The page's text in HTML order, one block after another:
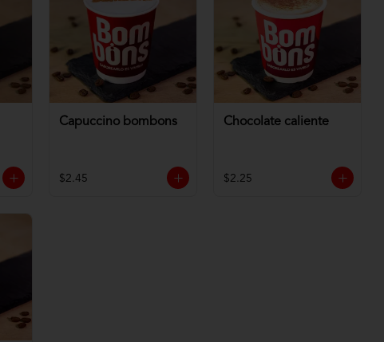
Capuccino bombons
$2.45
Chocolate caliente
$2.25